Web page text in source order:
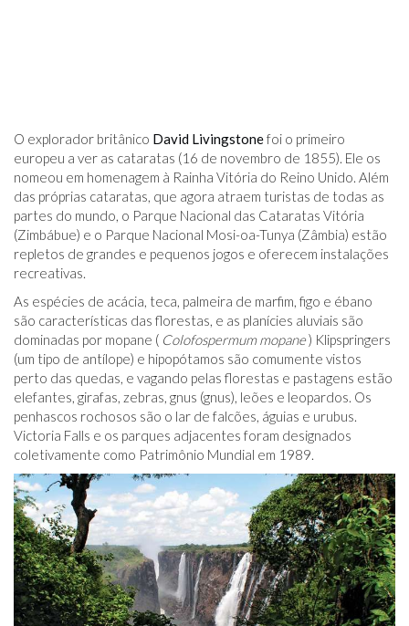
O explorador britânico David Livingstonefoi o primeiro
europeu a ver as cataratas (16 de novembro de 1855). Ele os
nomeou em homenagem à Rainha Vitória do Reino Unido. Além
das próprias cataratas, que agora atraem turistas de todas as
partes do mundo, o Parque Nacional das Cataratas Vitória
(Zimbábue) e o Parque Nacional Mosi-oa-Tunya (Zâmbia) estão
repletos de grandes e pequenos jogos e oferecem instalações
recreativas.
As espécies de acácia, teca, palmeira de marfim, figo e ébano
são características das florestas, e as planícies aluviais são
dominadas por mopane ( Colofospermum mopane) Klipspringers
(um tipo de antílope) e hipopótamos são comumente vistos
perto das quedas, e vagando pelas florestas e pastagens estão
elefantes, girafas, zebras, gnus (gnus), leões e leopardos. Os
penhascos rochosos são o lar de falcões, águias e urubus.
Victoria Falls e os parques adjacentes foram designados
coletivamente como Patrimônio Mundial em 1989.